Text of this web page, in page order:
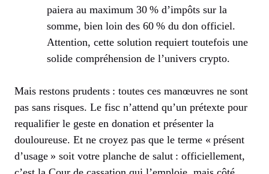
paiera au maximum 30 % d’impôts sur la
somme, bien loin des 60 % du don officiel.
Attention, cette solution requiert toutefois une
solide compréhension de l’univers crypto.
Mais restons prudents : toutes ces manœuvres ne sont
pas sans risques. Le fisc n’attend qu’un prétexte pour
requalifier le geste en donation et présenter la
douloureuse. Et ne croyez pas que le terme « présent
d’usage » soit votre planche de salut : officiellement,